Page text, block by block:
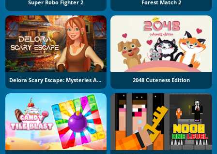
Super Robo Fighter 2 Forest Match 2
Delora Scary Escape: Mysteries Adventure 2048 Cuteness Edition